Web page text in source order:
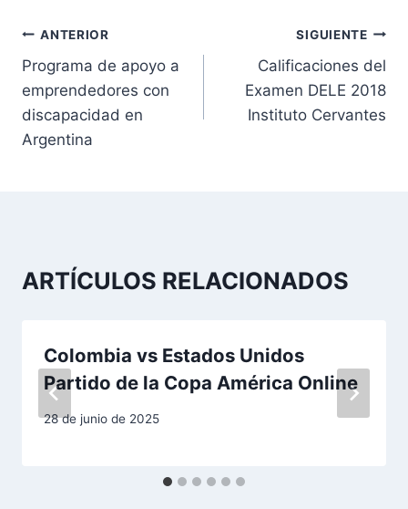
N
a
v
e
c
ANTERIOR
Programa de apoyo a
emprendedores con
discapacidad en
Argentina
SIGUIENTE
Calificaciones del
Examen DELE 2018
Instituto Cervantes
ARTÍCULOS RELACIONADOS
Colombia vs Estados Unidos
Partido de la Copa América Online
28 de junio de 2025